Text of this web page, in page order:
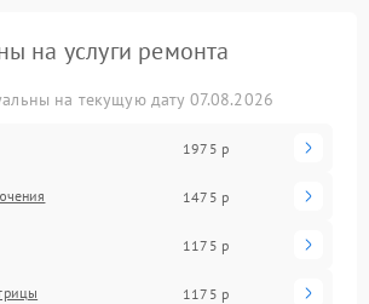
на услуги ремонта
на текущую дату 07.08.2026
1975 р
1475 р
1175 р
1175 р